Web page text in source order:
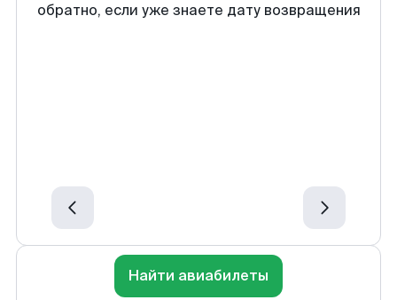
обратно, если уже знаете дату возвращения
Найти авиабилеты